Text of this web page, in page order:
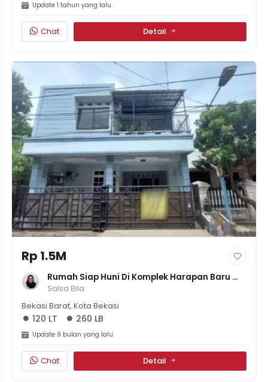
Update 1 tahun yang lalu
Chat Detail
Rp 1.5M
Rumah Siap Huni Di Komplek Harapan Baru
Bekasi, LT 120m² LB 260m², 4 KT, 1M500Juta
Salsa Bila
Bekasi Barat, Kota Bekasi
120 LT 260 LB
Update 9 bulan yang lalu
Chat Detail